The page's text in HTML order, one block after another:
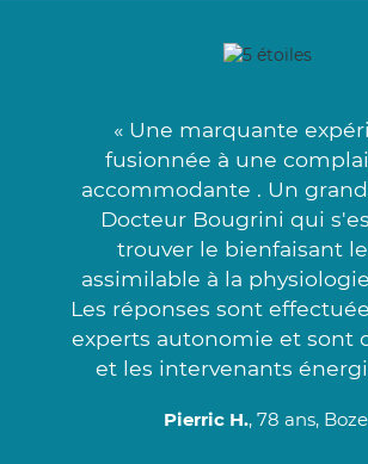
« Une marquante
fusionnée à une
accommodante . Un
Docteur Bougrini qui
trouver le bienfaisant
assimilable à la
Les réponses sont
experts autonomie et sont
et les intervenants
Pierric H., 78 ans,